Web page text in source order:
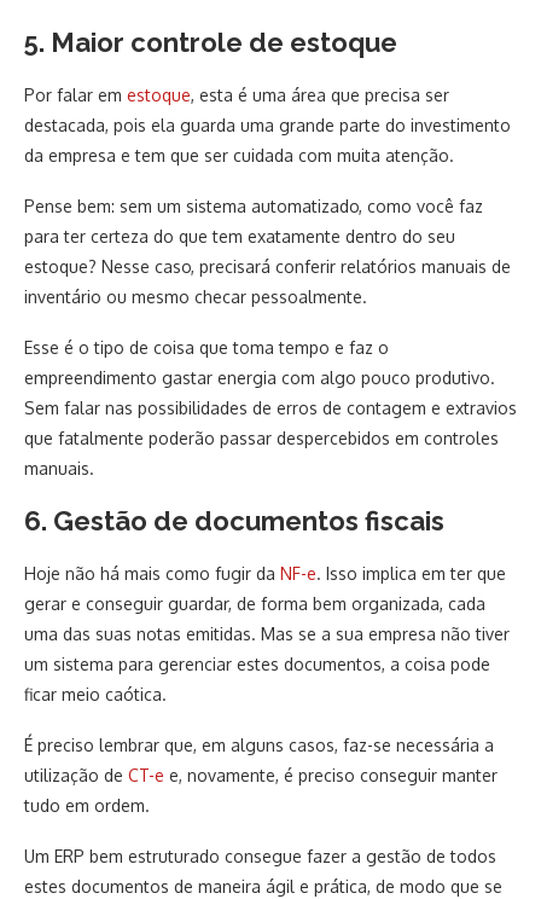
5. Maior controle de estoque
Por falar em estoque, esta é uma área que precisa ser
destacada, pois ela guarda uma grande parte do investimento
da empresa e tem que ser cuidada com muita atenção.
Pense bem: sem um sistema automatizado, como você faz
para ter certeza do que tem exatamente dentro do seu
estoque? Nesse caso, precisará conferir relatórios manuais de
inventário ou mesmo checar pessoalmente.
Esse é o tipo de coisa que toma tempo e faz o
empreendimento gastar energia com algo pouco produtivo.
Sem falar nas possibilidades de erros de contagem e extravios
que fatalmente poderão passar despercebidos em controles
manuais.
6. Gestão de documentos fiscais
Hoje não há mais como fugir da NF-e. Isso implica em ter que
gerar e conseguir guardar, de forma bem organizada, cada
uma das suas notas emitidas. Mas se a sua empresa não tiver
um sistema para gerenciar estes documentos, a coisa pode
ficar meio caótica.
É preciso lembrar que, em alguns casos, faz-se necessária a
utilização de CT-e e, novamente, é preciso conseguir manter
tudo em ordem.
Um ERP bem estruturado consegue fazer a gestão de todos
estes documentos de maneira ágil e prática, de modo que se